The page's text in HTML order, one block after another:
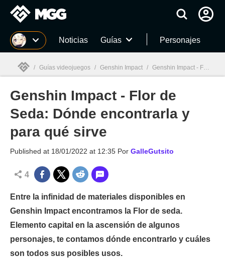
MGG Noticias Guías Personajes
MGG
/ Guías videojuegos / Genshin Impact / Genshin Impact - Flor de Seda: Dónde encontrarla y para qué sirve
Genshin Impact - Flor de
Seda: Dónde encontrarla y
para qué sirve
Published at 18/01/2022 at 12:35 Por GalleGutsito
4
Entre la infinidad de materiales disponibles en
Genshin Impact encontramos la Flor de seda.
Elemento capital en la ascensión de algunos
personajes, te contamos dónde encontrarlo y cuáles
son todos sus posibles usos.